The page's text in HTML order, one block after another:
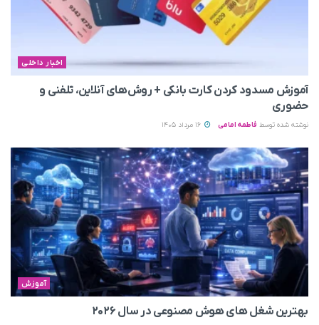
اخبار داخلی
آموزش مسدود کردن کارت بانکی + روش‌های آنلاین، تلفنی و
حضوری
نوشته شده توسط فاطمه امامی
آموزش
بهترین شغل های هوش مصنوعی در سال ۲۰۲۶